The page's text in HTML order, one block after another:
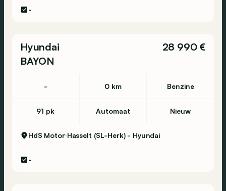
-
Hyundai
BAYON
28 990 €
- 0 km Benzine
91 pk Automaat Nieuw
HdS Motor Hasselt (SL-Herk) - Hyundai
-